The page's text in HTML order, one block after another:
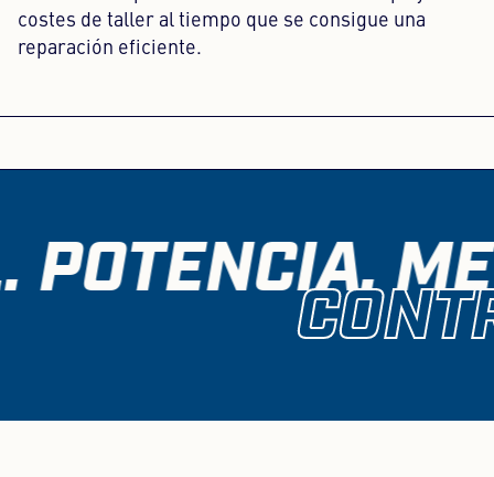
costes de taller al tiempo que se consigue una
reparación eficiente.
POTENCIA.